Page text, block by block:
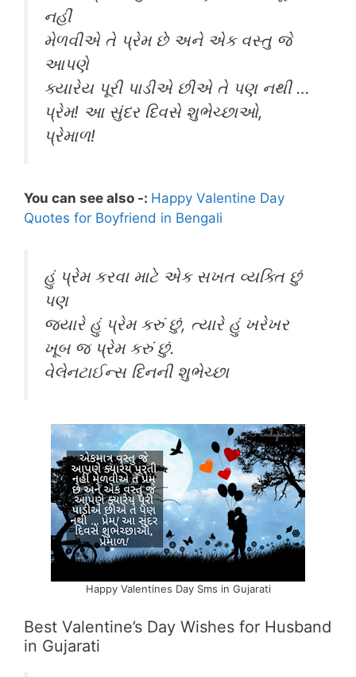
નહીં
મેળવીએ તે પ્રેમ છે અને એક વસ્તુ જે
આપણે
ક્યારેય પૂરી પાડીએ છીએ તે પણ નથી …
પ્રેમ! આ સુંદર દિવસે શુભેચ્છાઓ,
પ્રેમાળ!
You can see also -: Happy Valentine Day
Quotes for Boyfriend in Bengali
હું પ્રેમ કરવા માટે એક સખત વ્યક્તિ છું
પણ
જ્યારે હું પ્રેમ કરું છું, ત્યારે હું ખરેખર
ખૂબ જ પ્રેમ કરું છું.
વેલેનટાઈન્સ દિનની શુભેચ્છા
Happy Valentines Day Sms in Gujarati
Best Valentine’s Day Wishes for Husband
in Gujarati